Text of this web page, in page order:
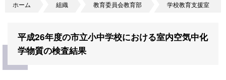
ホーム 組織 教育委員会教育部 学校教育支援室
平成26年度の市立小中学校における室内空気中化
学物質の検査結果